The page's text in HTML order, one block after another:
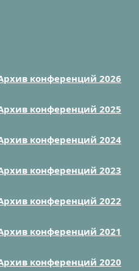
конференций 2026
конференций 2025
конференций 2024
конференций 2023
конференций 2022
конференций 2021
конференций 2020